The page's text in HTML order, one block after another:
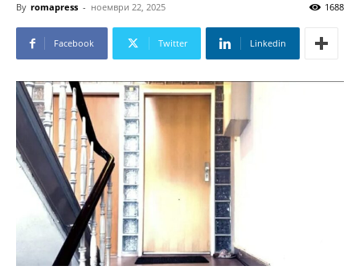
By romapress - ноември 22, 2025 1688
Facebook Twitter Linkedin